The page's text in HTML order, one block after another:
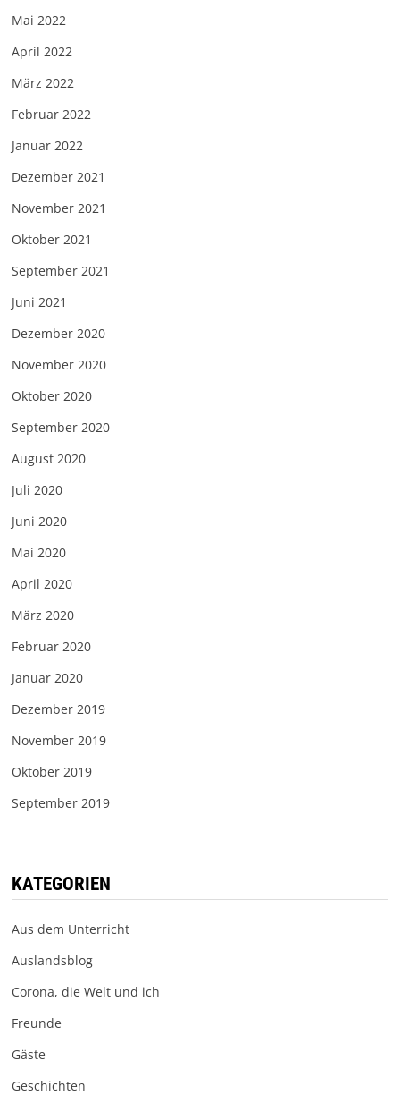
Mai 2022
April 2022
März 2022
Februar 2022
Januar 2022
Dezember 2021
November 2021
Oktober 2021
September 2021
Juni 2021
Dezember 2020
November 2020
Oktober 2020
September 2020
August 2020
Juli 2020
Juni 2020
Mai 2020
April 2020
März 2020
Februar 2020
Januar 2020
Dezember 2019
November 2019
Oktober 2019
September 2019
KATEGORIEN
Aus dem Unterricht
Auslandsblog
Corona, die Welt und ich
Freunde
Gäste
Geschichten